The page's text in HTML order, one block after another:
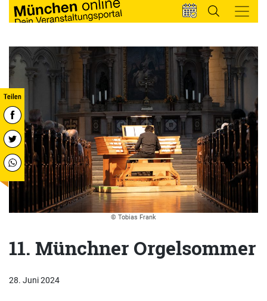
© Tobias Frank
11. Münchner Orgelsommer
28. Juni 2024